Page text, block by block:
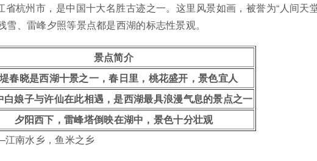
省杭州市，是中国十大名胜古迹之一。这里风景如画，被誉为“人间天
雪、雷峰夕照等景点都是西湖的标志性景观。
景点简介
春晓是西湖十景之一，春日里，桃花盛开，景色宜人
白娘子与许仙在此相遇，是西湖最具浪漫气息的景点之一
夕阳西下，雷峰塔倒映在湖中，景色十分壮观
南水乡，鱼米之乡